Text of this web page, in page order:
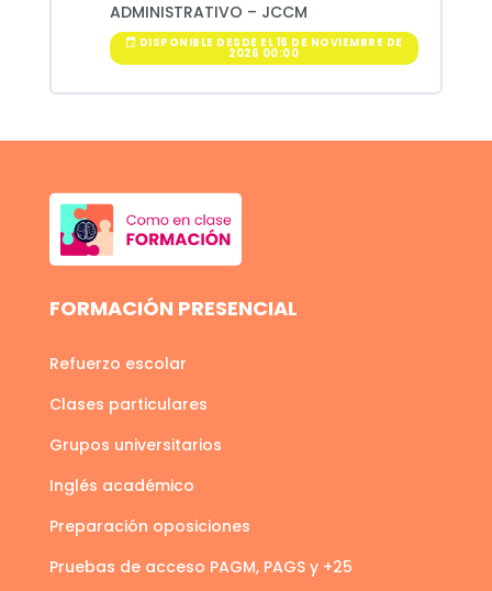
ADMINISTRATIVO – JCCM
DISPONIBLE DESDE EL 16 DE NOVIEMBRE DE
2026 00:00
FORMACIÓN PRESENCIAL
Refuerzo escolar
Clases particulares
Grupos universitarios
Inglés académico
Preparación oposiciones
Pruebas de acceso PAGM, PAGS y +25